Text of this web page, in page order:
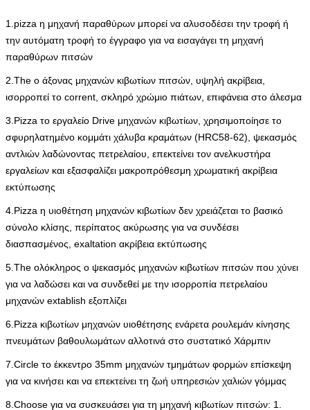
1.pizza η μηχανή παραθύρων μπορεί να αλυσοδέσει την τροφή ή
την αυτόματη τροφή το έγγραφο για να εισαγάγει τη μηχανή
παραθύρων πιτσών
2.The ο άξονας μηχανών κιβωτίων πιτσών, υψηλή ακρίβεια,
ισορροπεί το corrent, σκληρό χρώμιο πιάτων, επιφάνεια στο άλεσμα
3.Pizza το εργαλείο Drive μηχανών κιβωτίων, χρησιμοποίησε το
σφυρηλατημένο κομμάτι χάλυβα κραμάτων (HRC58-62), ψεκασμός
αντλιών λαδώνοντας πετρελαίου, επεκτείνει τον ανελκυστήρα
εργαλείων και εξασφαλίζει μακροπρόθεσμη χρωματική ακρίβεια
εκτύπωσης
4.Pizza η υιοθέτηση μηχανών κιβωτίων δεν χρειάζεται το βασικό
σύνολο κλίσης, περίπατος ακύρωσης για να συνδέσει
διασπασμένος, exaltation ακρίβεια εκτύπωσης
5.The ολόκληρος ο ψεκασμός μηχανών κιβωτίων πιτσών που χύνει
για να λαδώσει και να συνδεθεί με την ισορροπία πετρελαίου
μηχανών extablish εξοπλίζει
6.Pizza κιβωτίων μηχανών υιοθέτησης ενάρετα ρουλεμάν κίνησης
πνευμάτων βαθουλωμάτων αλλοτινά στο συστατικό Χάρμπιν
7.Circle το έκκεντρο 35mm μηχανών τμημάτων φορμών επίσκεψη
για να κινήσει και να επεκτείνει τη ζωή υπηρεσιών χαλιών γόμμας
8.Choose για να συσκευάσει για τη μηχανή κιβωτίων πιτσών: 1.